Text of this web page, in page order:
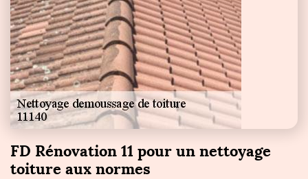
FD Rénovation 11 pour un nettoyage
toiture aux normes